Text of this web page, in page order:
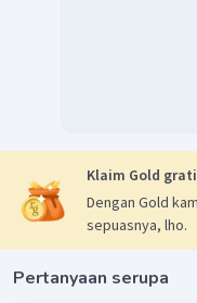
Klaim Gold
Dengan Gold
sepuasnya, lho.
Pertanyaan serupa